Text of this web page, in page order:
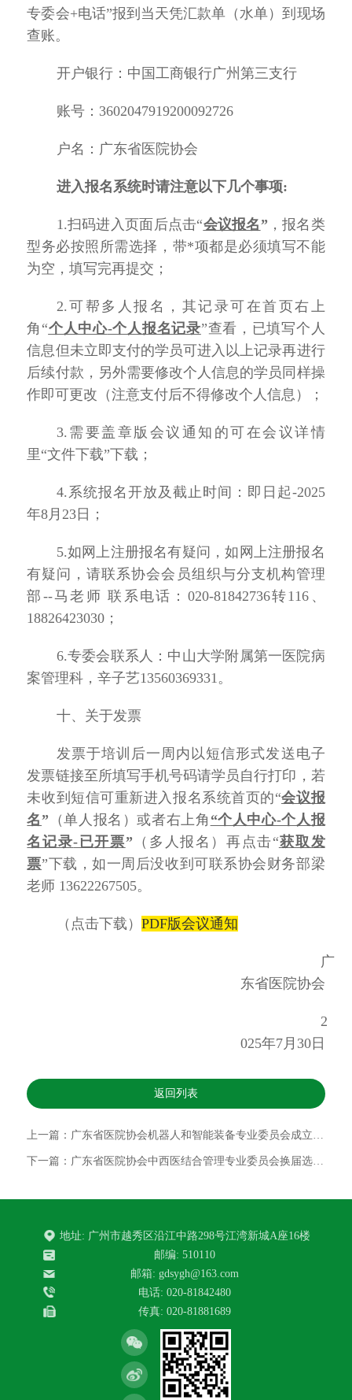
专委会+电话”报到当天凭汇款单（水单）到现场
查账。
开户银行：中国工商银行广州第三支行
账号： 3602047919200092726
户名：广东省医院协会
进入报名系统时请注意以下几个事项:
1.扫码进入页面后点击“会议报名” ，报名类
型务必按照所需选择，带*项都是必须填写不能
为空，填写完再提交；
2.可帮多人报名，其记录可在首页右上
角“个人中心-个人报名记录”查看，已填写个人
信息但未立即支付的学员可进入以上记录再进行
后续付款，另外需要修改个人信息的学员同样操
作即可更改（注意支付后不得修改个人信息）；
3.需要盖章版会议通知的可在会议详情
里“文件下载”下载；
4.系统报名开放及截止时间：即日起-2025
年8月23日；
5.如网上注册报名有疑问，如网上注册报名
有疑问，请联系协会会员组织与分支机构管理
部--马老师联系电话： 020-81842736转116、
18826423030 ；
6.专委会联系人：中山大学附属第一医院病
案管理科，辛子艺13560369331。
十、关于发票
发票于培训后一周内以短信形式发送电子
发票链接至所填写手机号码请学员自行打印，若
未收到短信可重新进入报名系统首页的“会议报
名” （单人报名）或者右上角 “个人中心-个人报
名记录-已开票” （多人报名）再点击“获取发
票”下载，如一周后没收到可联系协会财务部梁
老师 13622267505。
（点击下载） PDF版会议通知
广
东省医院协会
2
025年7月30日
返回列表
地址: 广州市越秀区沿江中路298号江湾新城A座16楼
邮编: 510110
邮箱: gdsygh@163.com
电话: 020-81842480
传真: 020-81881689